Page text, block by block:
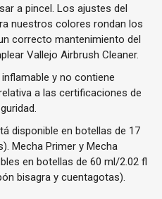
a pincel. Los ajustes del
nuestros colores rondan los
correcto mantenimiento del
Vallejo Airbrush Cleaner.
y no contiene
a las certificaciones de
disponible en botellas de 17
Mecha Primer y Mecha
en botellas de 60 ml/2.02 fl
bisagra y cuentagotas).